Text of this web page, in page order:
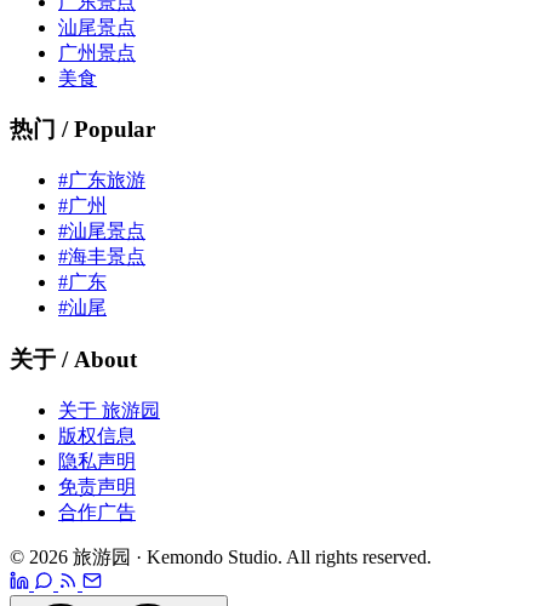
汕尾景点
广州景点
美食
热门 / Popular
#广东旅游
#广州
#汕尾景点
#海丰景点
#广东
#汕尾
关于 / About
关于 旅游园
版权信息
隐私声明
免责声明
合作广告
© 2026 旅游园 · Kemondo Studio. All rights reserved.